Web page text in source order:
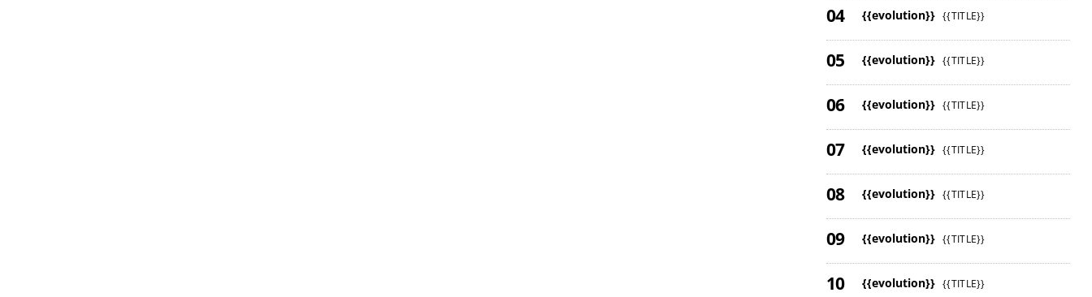
{{evolution}} {{TITLE}}
{{evolution}} {{TITLE}}
{{evolution}} {{TITLE}}
{{evolution}} {{TITLE}}
{{evolution}} {{TITLE}}
{{evolution}} {{TITLE}}
{{evolution}} {{TITLE}}